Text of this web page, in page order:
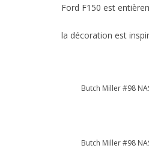
Ford F150 est
la décoration est
Butch Miller #98
Butch Miller #98